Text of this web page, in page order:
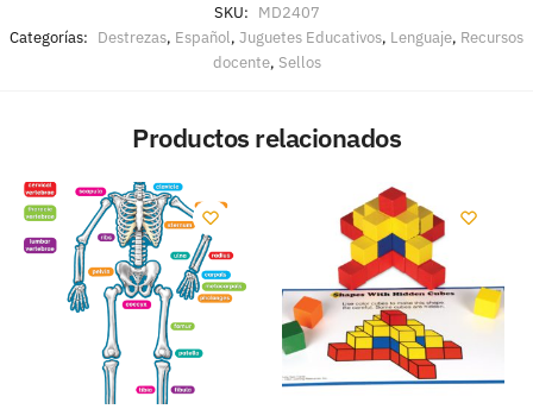
SKU: MD2407
Categorías: Destrezas, Español, Juguetes Educativos, Lenguaje, Recursos
docente, Sellos
Productos relacionados